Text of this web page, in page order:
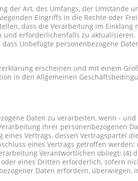
der Art, des Umfangs, der Umstände
Eingriffs in die Rechte oder
dass die Verarbeitung im
erforderlichenfalls zu
Unbefugte personenbezogene
erscheinen und mit einem
in den Allgemeinen
Daten zu verarbeiten, wenn -
ihrer personenbezogenen
Vertrags, dessen Vertragspartei
eines Vertrags getroffen
Verantwortlichen obliegt; (4)
eines Dritten erforderlich, sofern
Daten erfordern, überwiegen,